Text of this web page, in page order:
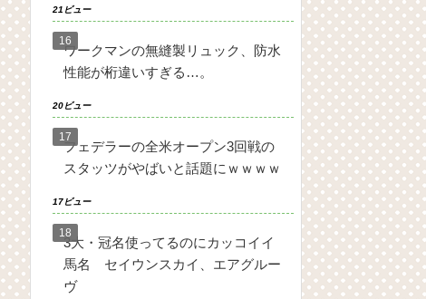
21ビュー
ワークマンの無縫製リュック、防水
性能が桁違いすぎる…。
20ビュー
フェデラーの全米オープン3回戦の
スタッツがやばいと話題にｗｗｗｗ
17ビュー
3大・冠名使ってるのにカッコイイ
馬名 セイウンスカイ、エアグルー
ヴ